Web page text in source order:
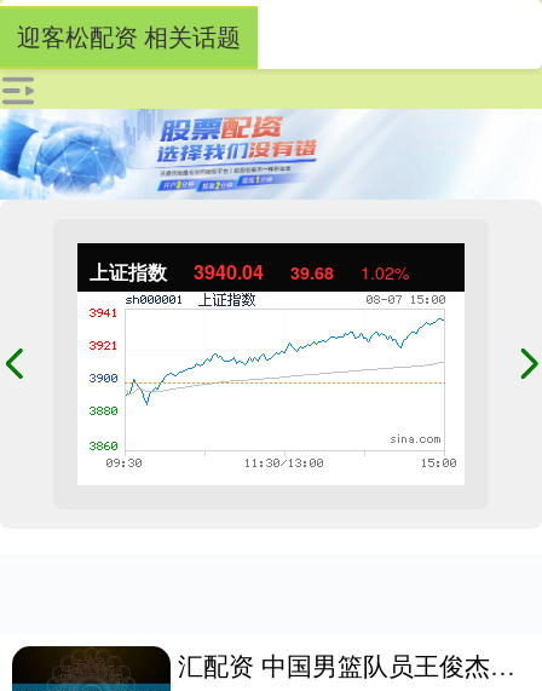
上证指数 3940.04 39.68 1.02%
迎客松配资 相关话题
汇配资 中国男篮队员王俊杰：下一次，我们把这一分赢回来